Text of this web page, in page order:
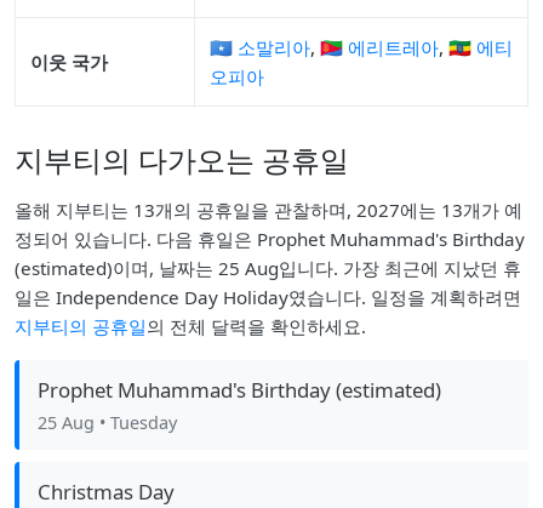
이웃 국가
🇸🇴 소말리아, 🇪🇷 에리트레아, 🇪🇹 에티
오피아
지부티의 다가오는 공휴일
올해 지부티는 13개의 공휴일을 관찰하며, 2027에는 13개가 예
정되어 있습니다. 다음 휴일은 Prophet Muhammad's Birthday
(estimated)이며, 날짜는 25 Aug입니다. 가장 최근에 지났던 휴
일은 Independence Day Holiday였습니다. 일정을 계획하려면
지부티의 공휴일의 전체 달력을 확인하세요.
Prophet Muhammad's Birthday (estimated)
25 Aug • Tuesday
Christmas Day